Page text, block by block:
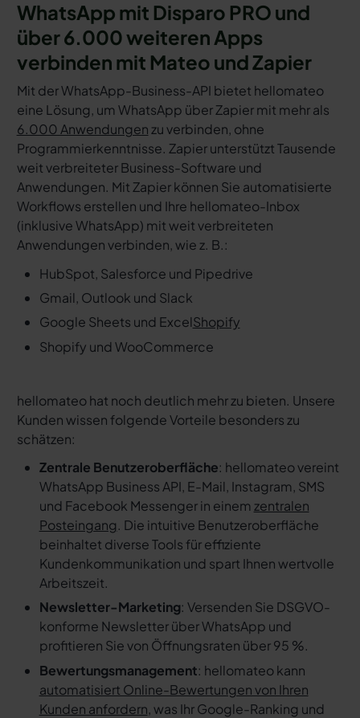
WhatsApp mit Disparo PRO und
über 6.000 weiteren Apps
verbinden mit Mateo und Zapier
Mit der WhatsApp-Business-API bietet hellomateo
eine Lösung, um WhatsApp über Zapier mit mehr als
6.000 Anwendungenzu verbinden, ohne
Programmierkenntnisse. Zapier unterstützt Tausende
weit verbreiteter Business-Software und
Anwendungen. Mit Zapier können Sie automatisierte
Workflows erstellen und Ihre hellomateo-Inbox
(inklusive WhatsApp) mit weit verbreiteten
Anwendungen verbinden, wie z. B.:
HubSpot, Salesforce und Pipedrive
Gmail, Outlook und Slack
Google Sheets und ExcelShopify
Shopify und WooCommerce
hellomateo hat noch deutlich mehr zu bieten. Unsere
Kunden wissen folgende Vorteile besonders zu
schätzen:
Zentrale Benutzeroberfläche: hellomateo vereint
WhatsApp Business API, E-Mail, Instagram, SMS
und Facebook Messenger in einem zentralen
Posteingang. Die intuitive Benutzeroberfläche
beinhaltet diverse Tools für effiziente
Kundenkommunikation und spart Ihnen wertvolle
Arbeitszeit.
Newsletter-Marketing: Versenden Sie DSGVO-
konforme Newsletter über WhatsApp und
profitieren Sie von Öffnungsraten über 95 %.
Bewertungsmanagement: hellomateo kann
automatisiert Online-Bewertungen von Ihren
Kunden anfordern, was Ihr Google-Ranking und